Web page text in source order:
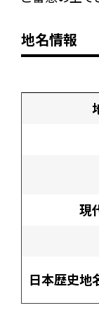
地名情報
現
日本歴史地